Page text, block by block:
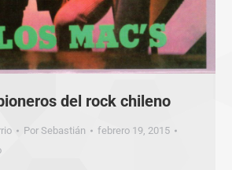
del rock chileno
Por Sebastián
febrero 19, 2015